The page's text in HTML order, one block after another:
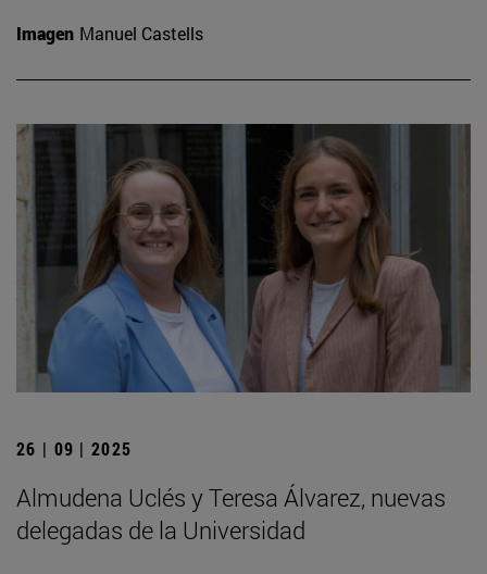
Imagen Manuel Castells
26 | 09 | 2025
Almudena Uclés y Teresa Álvarez, nuevas
delegadas de la Universidad